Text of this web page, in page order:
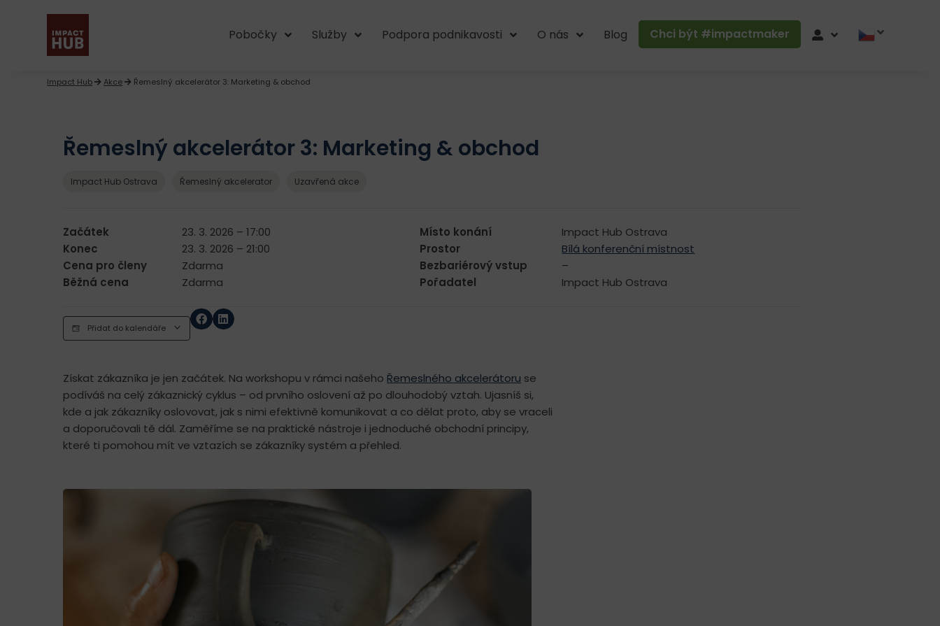
Pobočky Služby Podpora podnikavosti O nás Blog Chci být #impactmaker
Impact Hub Akce Řemeslný akcelerátor 3: Marketing & obchod
Řemeslný akcelerátor 3: Marketing & obchod
Impact Hub Ostrava Řemeslný akcelerator Uzavřená akce
Začátek
Konec
Cena pro členy
Běžná cena
23. 3. 2026 – 17:00
23. 3. 2026 – 21:00
Zdarma
Zdarma
Místo konání
Prostor
Bezbariérový vstup
Pořadatel
Impact Hub Ostrava
Bílá konferenční místnost
–
Impact Hub Ostrava
Přidat do kalendáře
Získat zákazníka je jen začátek. Na workshopu v rámci našeho Řemeslného akcelerátoru se
podíváš na celý zákaznický cyklus – od prvního oslovení až po dlouhodobý vztah. Ujasníš si,
kde a jak zákazníky oslovovat, jak s nimi efektivně komunikovat a co dělat proto, aby se vraceli
a doporučovali tě dál. Zaměříme se na praktické nástroje i jednoduché obchodní principy,
které ti pomohou mít ve vztazích se zákazníky systém a přehled.